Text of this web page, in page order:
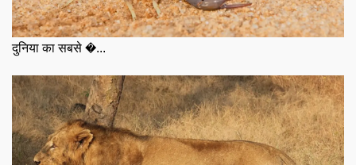
दुनिया का सबसे �...